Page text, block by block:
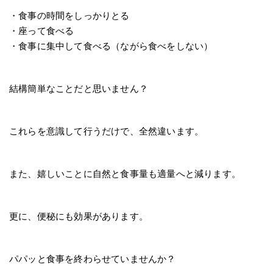
・食事の時間をしっかりとる
・座って食べる
・食事に集中して食べる（ながら食べをしない）
結構簡単なことだと思いません？
これらを意識して行うだけで、全然違います。
また、嬉しいことに自然と食事量も適量へと減ります。
更に、便秘にも効果があります。
パパッと食事を終わらせていませんか？